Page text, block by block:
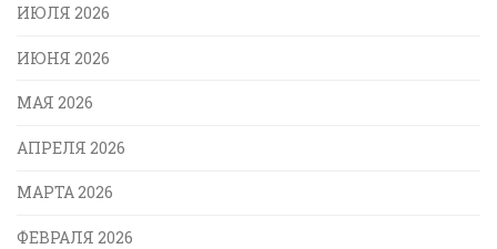
ИЮЛЯ 2026
ИЮНЯ 2026
МАЯ 2026
АПРЕЛЯ 2026
МАРТА 2026
ФЕВРАЛЯ 2026